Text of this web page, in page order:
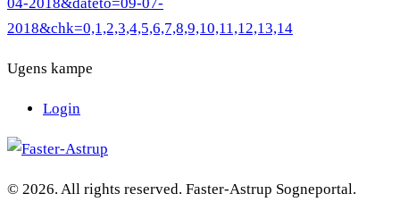
2018&chk=0,1,2,3,4,5,6,7,8,9,10,11,12,13,14
Ugens kampe
Login
© 2026. All rights reserved. Faster-Astrup Sogneportal.